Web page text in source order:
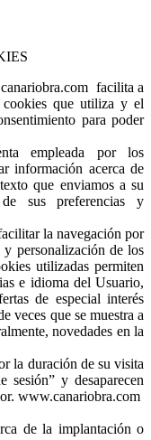
facilita a
que utiliza y el
para poder
empleada por los
información acerca de
que enviamos a su
sus preferencias y
la navegación por
personalización de los
utilizadas permiten
e idioma del Usuario,
de especial interés
veces que se muestra a
novedades en la
la duración de su visita
sesión” y desaparecen
www.canariobra.com
de la implantación o